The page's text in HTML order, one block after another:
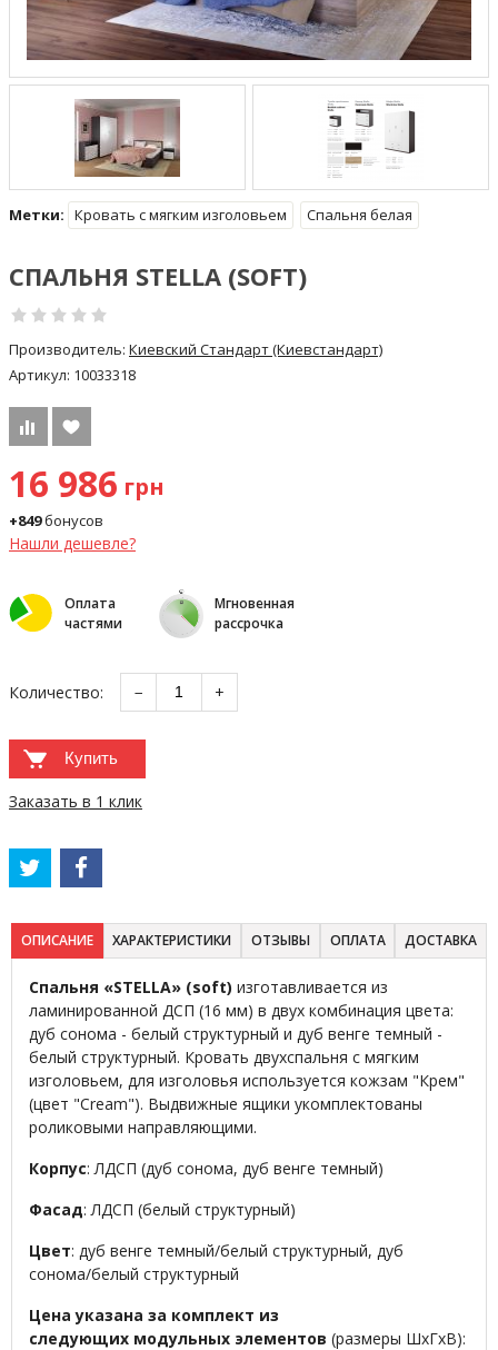
Метки: Кровать с мягким изголовьем Спальня белая
СПАЛЬНЯ STELLA (SOFT)
Производитель: Киевский Стандарт (Киевстандарт)
Артикул: 10033318
16 986 грн
+849бонусов
Нашли дешевле?
Оплата
частями
Мгновенная
рассрочка
Количество: − +
Купить
Заказать в 1 клик
ОПИСАНИЕ ХАРАКТЕРИСТИКИ ОТЗЫВЫ ОПЛАТА ДОСТАВКА
Спальня «STELLA» (soft) изготавливается из
ламинированной ДСП (16 мм) в двух комбинация цвета:
дуб сонома - белый структурный и дуб венге темный -
белый структурный. Кровать двухспальня с мягким
изголовьем, для изголовья используется кожзам "Крем"
(цвет "Cream"). Выдвижные ящики укомплектованы
роликовыми направляющими.
Корпус: ЛДСП (дуб сонома, дуб венге темный)
Фасад: ЛДСП (белый структурный)
Цвет: дуб венге темный/белый структурный, дуб
сонома/белый структурный
Цена указана за комплект из
следующих модульных элементов (размеры ШхГхВ):